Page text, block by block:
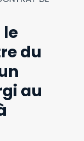
le
du
au